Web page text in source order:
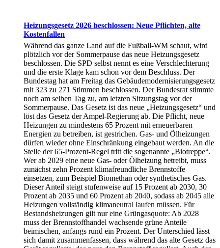
Heizungsgesetz 2026 beschlossen: Neue Pflichten, alte
Kostenfallen
Während das ganze Land auf die Fußball-WM schaut, wird
plötzlich vor der Sommerpause das neue Heizungsgesetz
beschlossen. Die SPD selbst nennt es eine Verschlechterung
und die erste Klage kam schon vor dem Beschluss. Der
Bundestag hat am Freitag das Gebäudemodernisierungsgesetz
mit 323 zu 271 Stimmen beschlossen. Der Bundesrat stimmte
noch am selben Tag zu, am letzten Sitzungstag vor der
Sommerpause. Das Gesetz ist das neue „Heizungsgesetz“ und
löst das Gesetz der Ampel-Regierung ab. Die Pflicht, neue
Heizungen zu mindestens 65 Prozent mit erneuerbaren
Energien zu betreiben, ist gestrichen. Gas- und Ölheizungen
dürfen wieder ohne Einschränkung eingebaut werden. An die
Stelle der 65-Prozent-Regel tritt die sogenannte „Biotreppe“.
Wer ab 2029 eine neue Gas- oder Ölheizung betreibt, muss
zunächst zehn Prozent klimafreundliche Brennstoffe
einsetzen, zum Beispiel Biomethan oder synthetisches Gas.
Dieser Anteil steigt stufenweise auf 15 Prozent ab 2030, 30
Prozent ab 2035 und 60 Prozent ab 2040, sodass ab 2045 alle
Heizungen vollständig klimaneutral laufen müssen. Für
Bestandsheizungen gilt nur eine Grüngasquote: Ab 2028
muss der Brennstoffhandel wachsende grüne Anteile
beimischen, anfangs rund ein Prozent. Der Unterschied lässt
sich damit zusammenfassen, dass während das alte Gesetz das